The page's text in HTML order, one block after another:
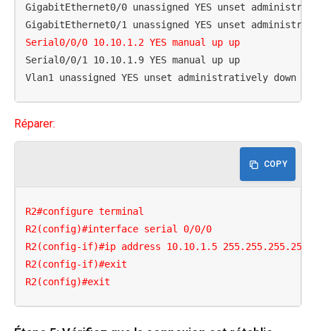
GigabitEthernet0/0 unassigned YES unset
Serial0/0/0 10.10.1.2 YES manual up up
Serial0/0/1 10.10.1.9 YES manual up up
Vlan1 unassigned YES unset administratively down
Réparer:
COPY
R2#configure terminal
R2(config)#interface serial 0/0/0
R2(config-if)#ip address 10.10.1.5 255.255.255.252
R2(config-if)#exit
R2(config)#exit